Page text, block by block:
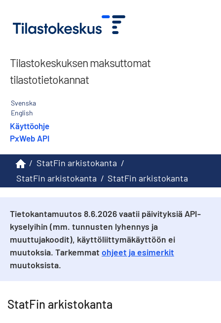
Tilastokeskuksen maksuttomat
tilastotietokannat
Svenska
English
Käyttöohje
PxWeb API
/ StatFin arkistokanta /
StatFin arkistokanta / StatFin arkistokanta
Tietokantamuutos 8.6.2026 vaatii päivityksiä API-
kyselyihin (mm. tunnusten lyhennys ja
muuttujakoodit), käyttöliittymäkäyttöön ei
muutoksia. Tarkemmat ohjeet ja esimerkit
muutoksista.
StatFin arkistokanta